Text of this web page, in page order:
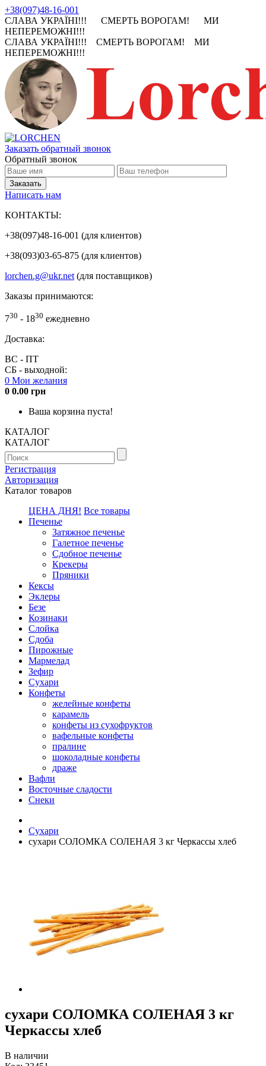
+38(097)48-16-001
СЛАВА УКРАЇНІ!!! СМЕРТЬ ВОРОГАМ! МИ
НЕПЕРЕМОЖНІ!!!
СЛАВА УКРАЇНІ!!! СМЕРТЬ ВОРОГАМ! МИ
НЕПЕРЕМОЖНІ!!!
Заказать обратный звонок
Обратный звонок
Написать нам
КОНТАКТЫ:
+38(097)48-16-001 (для клиентов)
+38(093)03-65-875 (для клиентов)
lorchen.g@ukr.net (для поставщиков)
Заказы принимаются:
730 - 1830 ежедневно
Доставка:
ВС - ПТ
СБ - выходной:
0 Мои желания
0 0.00 грн
Ваша корзина пуста!
КАТАЛОГ
КАТАЛОГ
Регистрация
Авторизация
Каталог товаров
ЦЕНА ДНЯ! Все товары
Печенье
Затяжное печенье
Галетное печенье
Сдобное печенье
Крекеры
Пряники
Кексы
Эклеры
Безе
Козинаки
Слойка
Сдоба
Пирожные
Мармелад
Зефир
Сухари
Конфеты
желейные конфеты
карамель
конфеты из сухофруктов
вафельные конфеты
пралине
шоколадные конфеты
драже
Вафли
Восточные сладости
Снеки
Сухари
сухари СОЛОМКА СОЛЕНАЯ 3 кг Черкассы хлеб
сухари СОЛОМКА СОЛЕНАЯ 3 кг
Черкассы хлеб
В наличии